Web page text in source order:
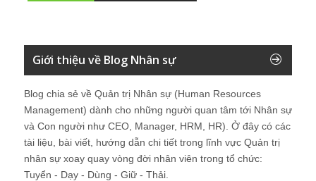
Giới thiệu về Blog Nhân sự
Blog chia sẻ về Quản trị Nhân sự (Human Resources
Management) dành cho những người quan tâm tới Nhân sự
và Con người như CEO, Manager, HRM, HR). Ở đây có các
tài liệu, bài viết, hướng dẫn chi tiết trong lĩnh vực Quản trị
nhân sự xoay quay vòng đời nhân viên trong tổ chức:
Tuyển - Dạy - Dùng - Giữ - Thải.